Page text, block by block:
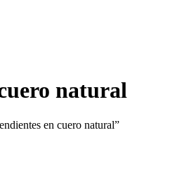
natural
en cuero natural”